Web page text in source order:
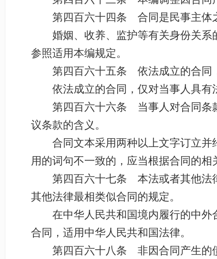
第四百六十四条 合同是民事主体之
婚姻、收养、监护等有关身份关系
参照适用本编规定。
第四百六十五条 依法成立的合同
依法成立的合同，仅对当事人具有
第四百六十六条 当事人对合同条款
议条款的含义。
合同文本采用两种以上文字订立并
用的词句不一致的，应当根据合同的
第四百六十七条 本法或者其他法律
其他法律最相类似合同的规定。
在中华人民共和国境内履行的中外
合同，适用中华人民共和国法律。
第四百六十八条 非因合同产生的债